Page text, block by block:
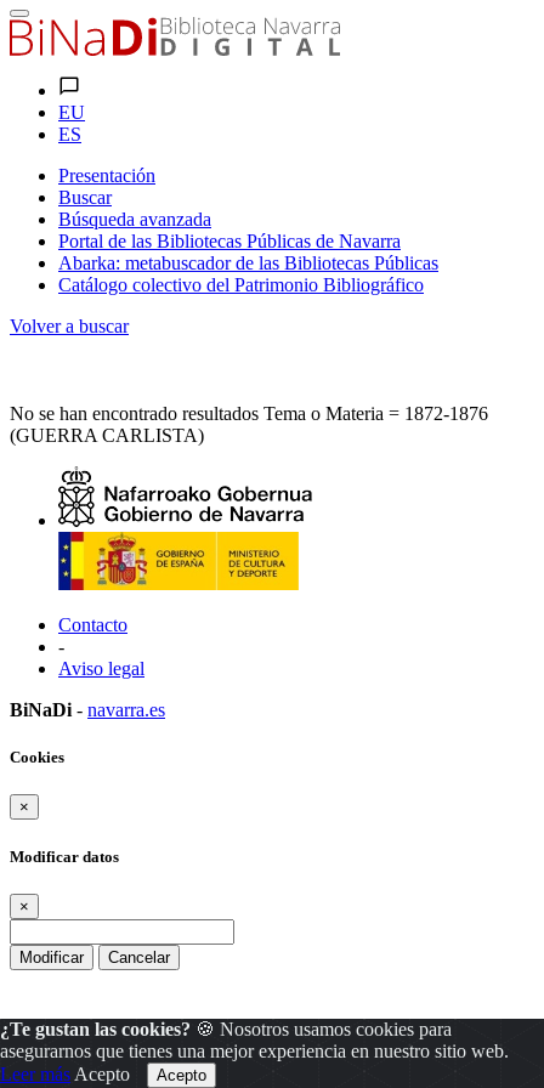
EU
ES
Presentación
Buscar
Búsqueda avanzada
Portal de las Bibliotecas Públicas de Navarra
Abarka: metabuscador de las Bibliotecas Públicas
Catálogo colectivo del Patrimonio Bibliográfico
Volver a buscar
No se han encontrado resultados Tema o Materia = 1872-1876
(GUERRA CARLISTA)
Contacto
-
Aviso legal
BiNaDi - navarra.es
¿Te gustan las cookies? 🍪 Nosotros usamos cookies para
asegurarnos que tienes una mejor experiencia en nuestro sitio web.
Leer más Acepto
Cookies
×
Modificar datos
×
Modificar Cancelar